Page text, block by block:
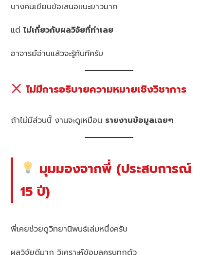
บางคนเขียนข้อเสนอแนะยาวมาก
แต่ไม่เกี่ยวกับผลวิจัยที่ทำเลย
อาจารย์อ่านแล้วจะรู้ทันทีครับ
ไม่มีการอธิบายความหมายเชิงวิชาการ
ถ้าไม่มีส่วนนี้ งานจะดูเหมือน รายงานข้อมูลเฉยๆ
มุมมองจากพี่ (ประสบการณ์
15 ปี)
พี่เคยช่วยดูวิทยานิพนธ์เล่มหนึ่งครับ
ผลวิจัยดีมาก วิเคราะห์ข้อมูลครบทุกตัว